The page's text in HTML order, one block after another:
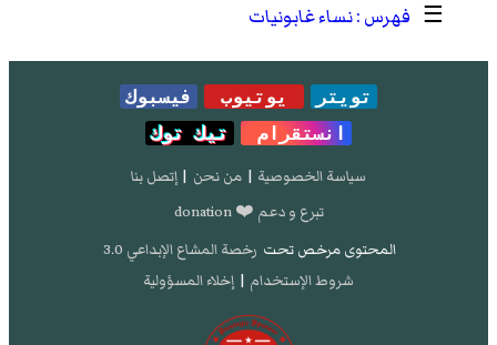
☰ نساء غابونيات
تويتر يوتيوب
فيسبوك
انستقرام
تيك توك
سياسة الخصوصية | من نحن | إتصل بنا
تبرع و دعم ❤️ donation
المحتوى مرخص تحت رخصة المشاع الإبداعي 3.0
شروط الإستخدام | إخلاء المسؤولية